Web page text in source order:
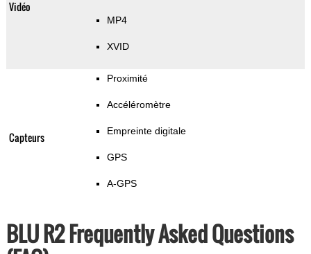
Vidéo
MP4
XVID
Capteurs
Proximité
Accéléromètre
Empreinte digitale
GPS
A-GPS
BLU R2 Frequently Asked Questions